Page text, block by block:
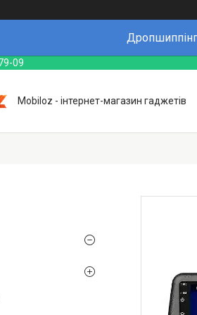
Дропшиппінг
09
Mobiloz - інтернет-магазин гаджетів